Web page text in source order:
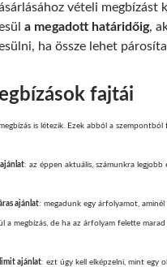
vételi megbízást
a megadott határidőig,
ha össze lehet
fajtái
is létezik. Ezek abból a
: az éppen aktuális, számunkra legjobb
ajánlat: megadunk egy árfolyamot,
a megbízás, de ha az árfolyam felette
ajánlat: ezt úgy kell elképzelni, mint egy